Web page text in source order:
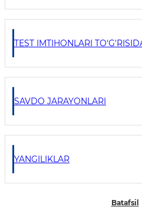
TEST IMTIHONLARI
SAVDO JARAYONLARI
YANGILIKLAR
Batafsil